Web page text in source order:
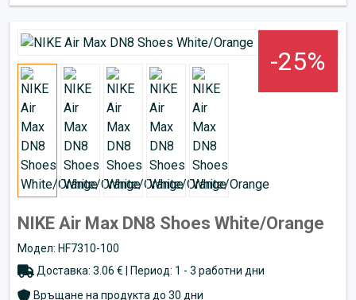
-25%
NIKE Air Max DN8 Shoes White/Orange
Модел: HF7310-100
Доставка: 3.06 € | Период: 1 - 3 работни дни
Връщане на продукта до 30 дни